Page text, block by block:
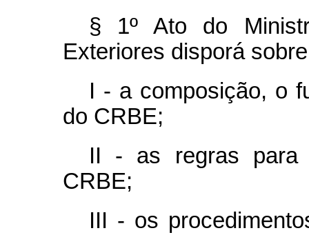
§ 1º Ato do
Exteriores disporá
I - a composição, o
do CRBE;
II - as regras para
CRBE;
III - os